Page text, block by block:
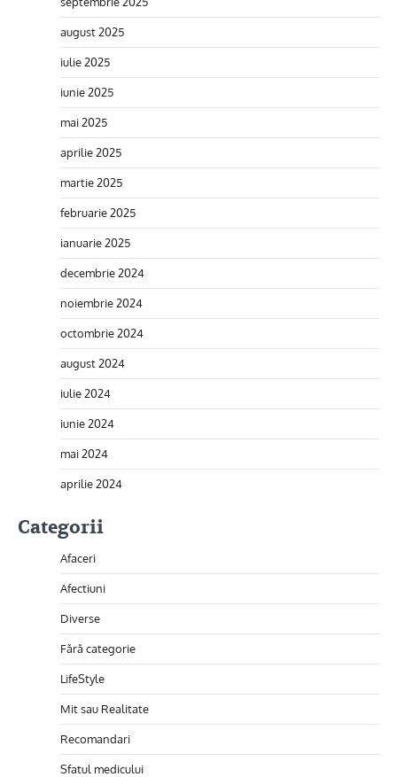
august 2025
iulie 2025
iunie 2025
mai 2025
aprilie 2025
martie 2025
februarie 2025
ianuarie 2025
decembrie 2024
noiembrie 2024
octombrie 2024
august 2024
iulie 2024
iunie 2024
mai 2024
aprilie 2024
Categorii
Afaceri
Afectiuni
Diverse
Fără categorie
LifeStyle
Mit sau Realitate
Recomandari
Sfatul medicului